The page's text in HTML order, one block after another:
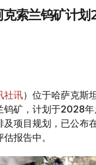
克索兰钨矿计
社讯）位于哈萨克斯
钨矿，计划于2028
及项目规划，已公布
报告中。